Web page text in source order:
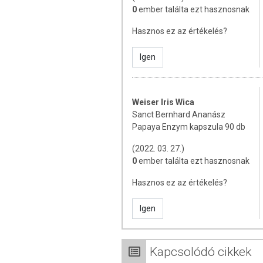
túl az ajánlott napi mennyiséget!
ÖSSZETEVŐK
Összetevők:ananász por, papaya por,
csomósodást gátló (zsírsavak
Hatóanyagok a napi adagban (3
Bromelain: 155 mg
C-vitamin: 281 mg (281% NRV)
NRV: napi beviteli referenciaérték
TOVÁBBI TUDNIVALÓK
Minőségét megőrzi:Lásd a
0ember találta ezt hasznosnak
Hasznos ez az értékelés?
Igen
Weiser Iris Wica
Sanct Bernhard Ananász
Papaya Enzym kapszula 90 db
(2022. 03. 27.)
0ember találta ezt hasznosnak
Hasznos ez az értékelés?
Igen
Kapcsolódó cikkek